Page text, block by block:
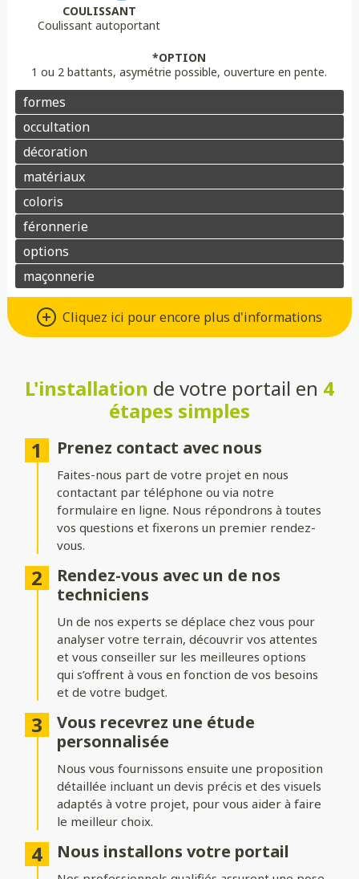
COULISSANT
Coulissant autoportant
*OPTION
1 ou 2 battants, asymétrie possible, ouverture en pente.
Aluminium
Cliquez ici pour encore plus d'informations
Différents types d’ouvertures
Choisissez le système d’ouverture qui convient au mieux à votre
Battant: idéal pour les larges entrées, avec une ouverture
classique à deux vantaux.
optimise le dégagement latéral.
Coulissant autoportant: sans rail au sol, il assure un
fonctionnement fluide et une esthétique épurée.
Formes du portail
Ajoutez du style à votre entrée avec différentes formes de
portails :
dynamique.
Bombé ou bombé inversé: des courbes élégantes pour un
effet plus traditionnel.
Chapeau de gendarme ou chapeau de gendarme inversé
: une touche classique et raffinée.
Occultation
Adaptez le niveau d’intimité et d’aération de votre portail :
Portail plein: : pour une intimité maximale et une protection
Portail semi-ajouré
L'installation de votre portail en 4
étapes simples
Prenez contact avec nous
Faites-nous part de votre projet en nous
contactant par téléphone ou via notre
formulaire en ligne. Nous répondrons à toutes
vos questions et fixerons un premier rendez-
vous.
Rendez-vous avec un de nos
techniciens
Un de nos experts se déplace chez vous pour
analyser votre terrain, découvrir vos attentes
et vous conseiller sur les meilleures options
qui s’offrent à vous en fonction de vos besoins
et de votre budget.
Vous recevrez une étude
personnalisée
Nous vous fournissons ensuite une proposition
détaillée incluant un devis précis et des visuels
adaptés à votre projet, pour vous aider à faire
le meilleur choix.
Nous installons votre portail